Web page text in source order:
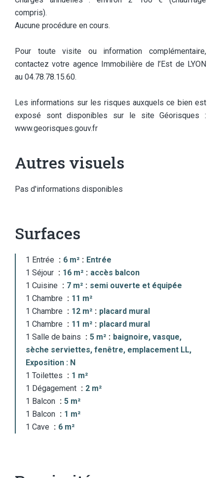
compris).
Aucune procédure en cours.
Pour toute visite ou information complémentaire,
contactez votre agence Immobilière de l’Est de LYON
au 04.78.78.15.60.
Les informations sur les risques auxquels ce bien est
exposé sont disponibles sur le site Géorisques :
www.georisques.gouv.fr
Autres visuels
Pas d'informations disponibles
Surfaces
1 Entrée 6 m²
Entrée
1 Séjour
16 m²
accès balcon
1 Cuisine
7 m²
semi ouverte et équipée
1 Chambre
11 m²
1 Chambre
12 m²
placard mural
1 Chambre
11 m²
placard mural
1 Salle de bains
5 m²
baignoire, vasque,
sèche serviettes, fenêtre, emplacement LL,
Exposition : N
1 Toilettes
1 m²
1 Dégagement
2 m²
1 Balcon
5 m²
1 Balcon
1 m²
1 Cave
6 m²